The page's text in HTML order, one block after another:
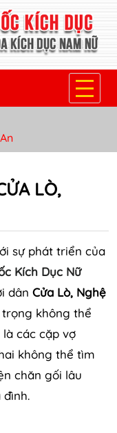
LÒ,
sự phát triển của
Kích Dục Nữ
dân Cửa Lò, Nghệ
không thể
các cặp vợ
không thể tìm
chăn gối lâu